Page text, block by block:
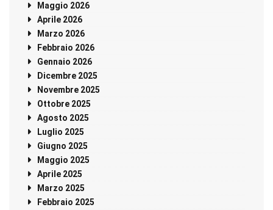
Maggio 2026
Aprile 2026
Marzo 2026
Febbraio 2026
Gennaio 2026
Dicembre 2025
Novembre 2025
Ottobre 2025
Agosto 2025
Luglio 2025
Giugno 2025
Maggio 2025
Aprile 2025
Marzo 2025
Febbraio 2025